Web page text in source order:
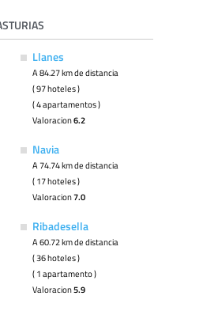
Llanes
A 84.27 km de distancia
( 97 hoteles )
( 4 apartamentos )
Valoracion6.2
Navia
A 74.74 km de distancia
( 17 hoteles )
Valoracion7.0
Ribadesella
A 60.72 km de distancia
( 36 hoteles )
( 1 apartamento )
Valoracion5.9